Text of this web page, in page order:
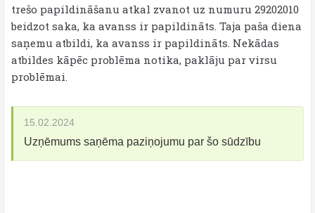
trešo papildināšanu atkal zvanot uz numuru 29202010
beidzot saka, ka avanss ir papildināts. Taja paša diena
saņemu atbildi, ka avanss ir papildināts. Nekādas
atbildes kāpēc problēma notika, paklāju par virsu
problēmai.
15.02.2024
Uzņēmums saņēma paziņojumu par šo sūdzību